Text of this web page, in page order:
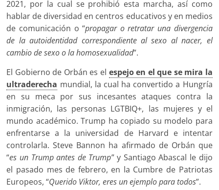
2021, por la cual se prohibió esta marcha, así como
hablar de diversidad en centros educativos y en medios
de comunicación o “propagar o retratar una divergencia
de la autoidentidad correspondiente al sexo al nacer, el
cambio de sexo o la homosexualidad”.
El Gobierno de Orbán es el espejo en el que se mira la
ultraderecha mundial, la cual ha convertido a Hungría
en su meca por sus incesantes ataques contra la
inmigración, las personas LGTBIQ+, las mujeres y el
mundo académico. Trump ha copiado su modelo para
enfrentarse a la universidad de Harvard e intentar
controlarla. Steve Bannon ha afirmado de Orbán que
“es un Trump antes de Trump” y Santiago Abascal le dijo
el pasado mes de febrero, en la Cumbre de Patriotas
Europeos, “Querido Viktor, eres un ejemplo para todos”.